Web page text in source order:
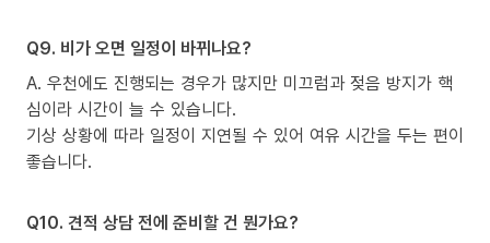
Q9. 비가 오면 일정이 바뀌나요?
A. 우천에도 진행되는 경우가 많지만 미끄럼과 젖음 방지가 핵
심이라 시간이 늘 수 있습니다.
기상 상황에 따라 일정이 지연될 수 있어 여유 시간을 두는 편이
좋습니다.
Q10. 견적 상담 전에 준비할 건 뭔가요?